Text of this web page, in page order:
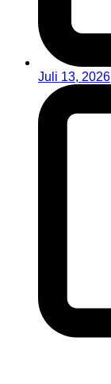
Juli 13, 2026